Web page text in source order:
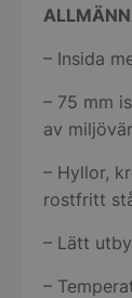
– Insida
– 75 mm
av
– Hyllor,
rostfritt
– Lätt
–